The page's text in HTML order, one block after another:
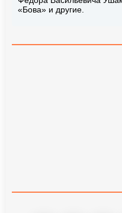
«Бова» и другие.